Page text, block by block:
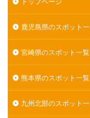
鹿児島県のスポット
宮崎県のスポット一覧
熊本県のスポット一覧
九州北部のスポット